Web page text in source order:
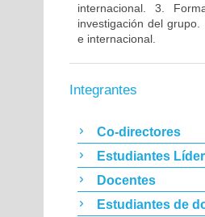
internacional. 3.
investigación del
e internacional.
Integrantes
Co-directores
Estudiantes
Docentes
Estudiantes de